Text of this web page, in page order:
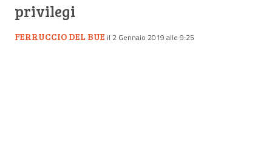
privilegi
FERRUCCIO DEL BUE il 2 Gennaio 2019 alle 9:25